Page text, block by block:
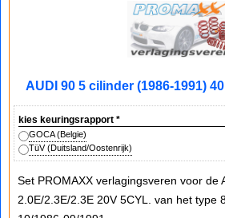
AUDI 90 5 cilinder (1986-1991)
kies keuringsrapport *
GOCA (Belgie)
TüV (Duitsland/Oostenrijk)
Set PROMAXX verlagingsveren voor de
2.0E/2.3E/2.3E 20V 5CYL. van het type